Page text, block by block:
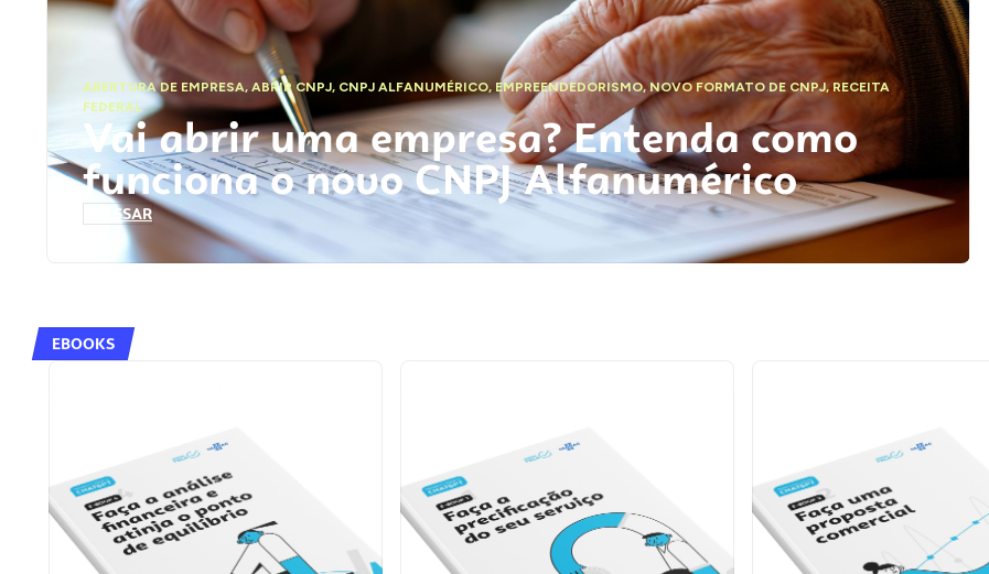
ABERTURA DE EMPRESA,ABRIR CNPJ, CNPJ ALFANUMÉRICO, EMPREENDEDORISMO,NOVO FORMATO DE CNPJ,RECEITA
FEDERAL
Vai abrir uma empresa? Entenda como
funciona o novo CNPJ Alfanumérico
ACESSAR
EBOOKS